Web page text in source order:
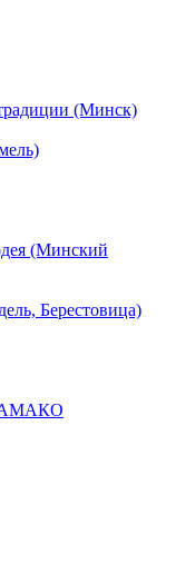
(Минск)
(Минский
Берестовица)